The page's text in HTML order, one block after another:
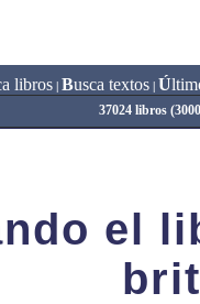
libros| Busca textos| Ú
37024 libros
el